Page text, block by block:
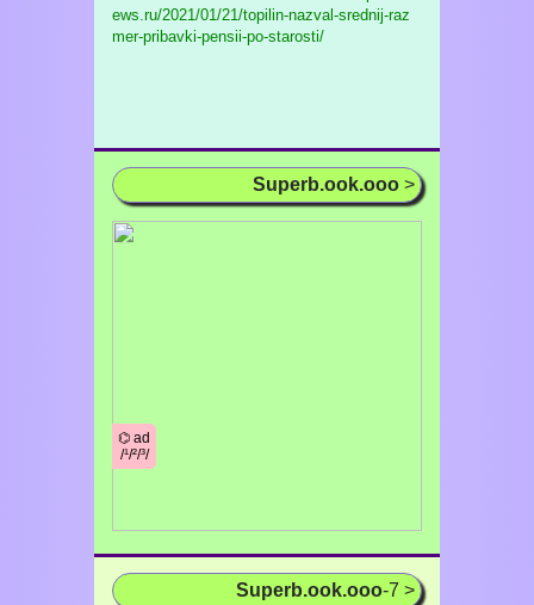
ews.ru/2021/01/21/topilin-nazval-srednij-raz
mer-pribavki-pensii-po-starosti/
Superb.ook.ooo >
⌬ ad
/¹/²/³/
Superb.ook.ooo-7 >